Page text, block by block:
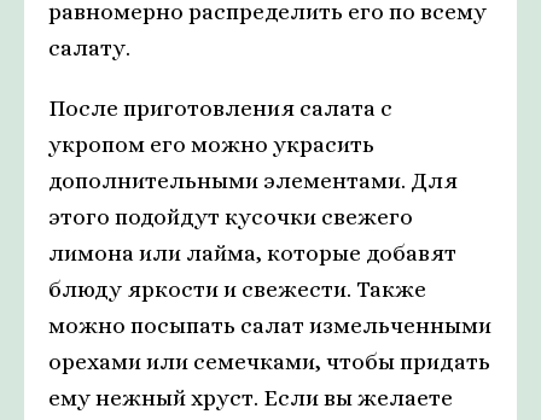
равномерно распределить его по всему
салату.
После приготовления салата с
укропом его можно украсить
дополнительными элементами. Для
этого подойдут кусочки свежего
лимона или лайма, которые добавят
блюду яркости и свежести. Также
можно посыпать салат измельченными
орехами или семечками, чтобы придать
ему нежный хруст. Если вы желаете